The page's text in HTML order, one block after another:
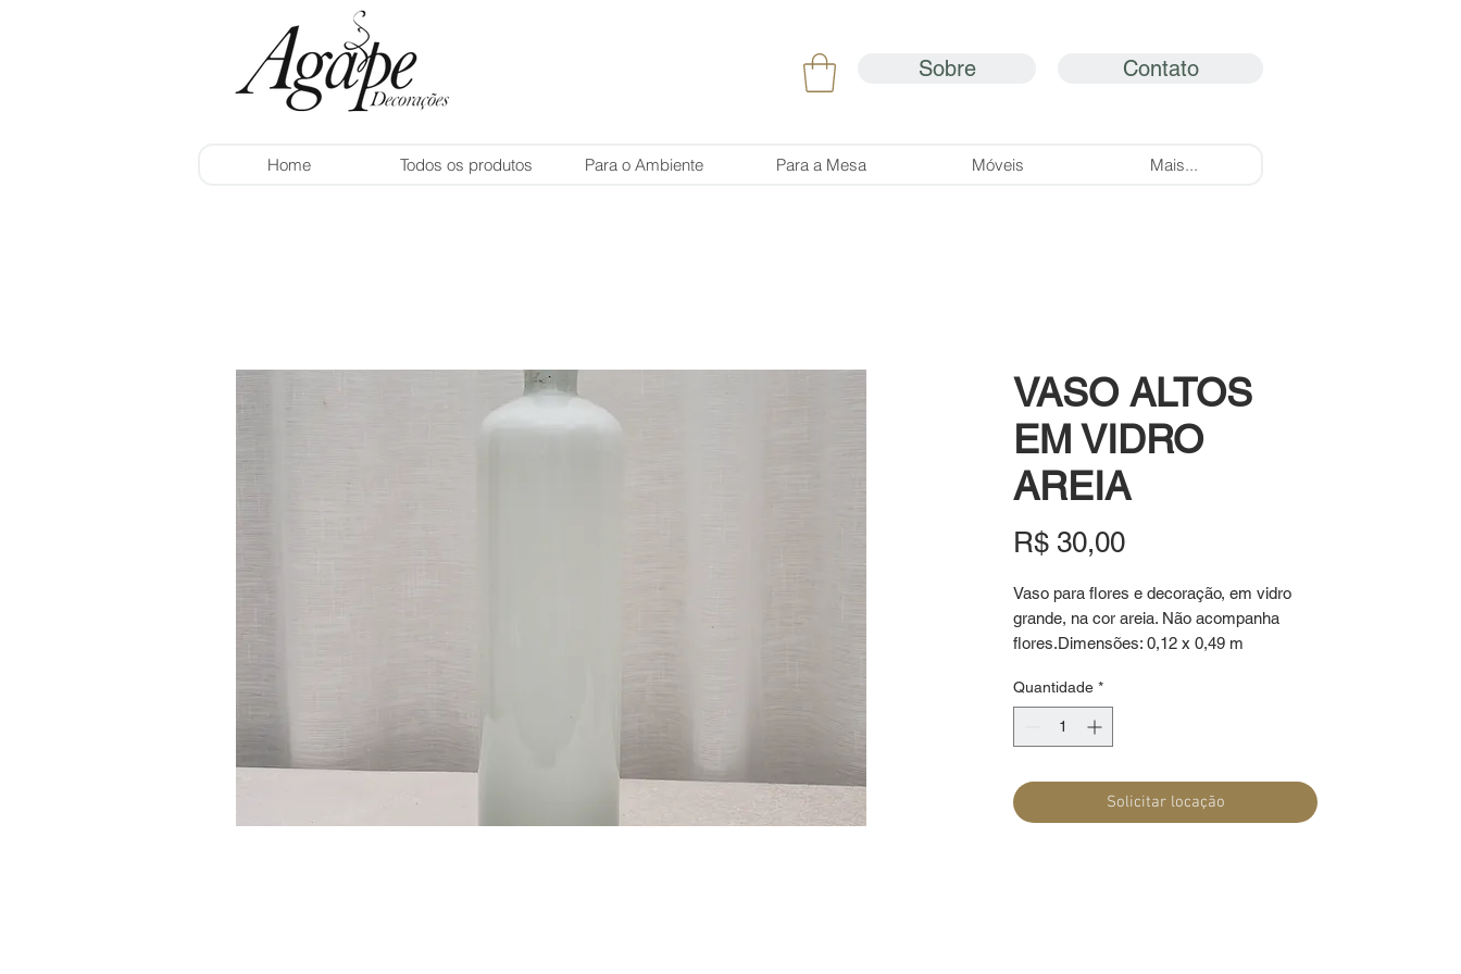
Sobre Contato
Home Todos os produtos Para o Ambiente Para a Mesa Móveis Mais...
VASO ALTOS
EM VIDRO
AREIA
R$ 30,00Preço
Vaso para flores e decoração, em vidro
grande, na cor areia. Não acompanha
flores.Dimensões: 0,12 x 0,49 m
Quantidade *
Solicitar locação